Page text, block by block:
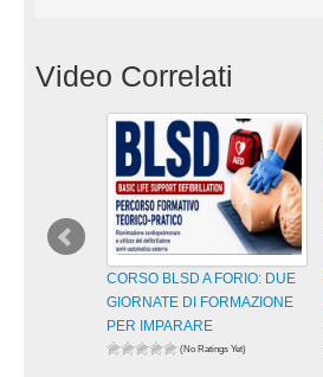
Video Correlati
CORSO BLSD A FORIO: DUE
GIORNATE DI FORMAZIONE
PER IMPARARE
(No Ratings Yet)